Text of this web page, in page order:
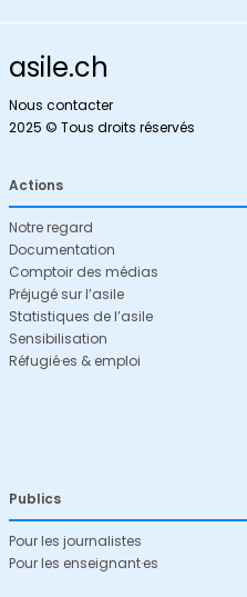
asile.ch
Nous contacter
2025 © Tous droits réservés
Actions
Notre regard
Documentation
Comptoir des médias
Préjugé sur l’asile
Statistiques de l’asile
Sensibilisation
Réfugié·es & emploi
Publics
Pour les journalistes
Pour les enseignant·es